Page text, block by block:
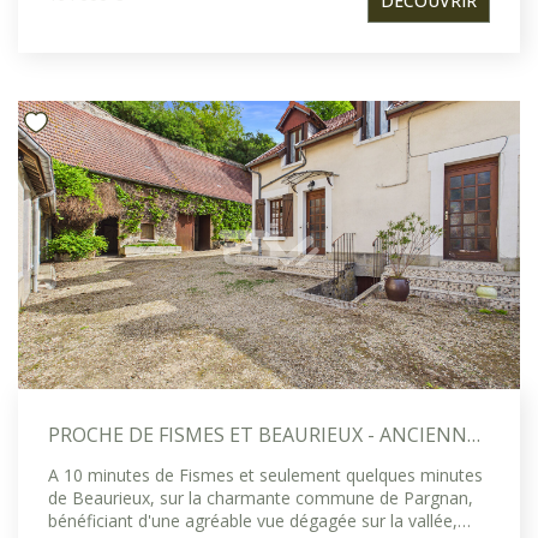
jardin exposé plein sud, idéal pour profiter pleinement
des beaux jours. Une cuisine indépendante, aménagée
d'eau au rez-de-chaussée. À l'étage, un premier espace
nuit se compose d'une vaste chambre avec dressing
attenant, offrant la possibilité d'être divisée en deux
chambres selon vos besoins. Vous y trouverez
également une salle de bains avec toilettes, ainsi que
deux autres chambres, dont une disposant de son
propre dressing. Le dernier niveau propose trois belles
chambres supplémentaires ainsi qu'un bureau, idéal pour
le télétravail ou un espace dédié aux loisirs. La maison
bénéficie de prestations techniques de qualité :
menuiseries PVC double vitrage avec volets roulants
motorisés (installées entre 1999 et 2020), ravalement de
façade réalisé en 2020 et toiture en tuiles mécaniques
en bon état, attestant d'un entretien régulier. Le
au rez-de-chaussée, complété par des convecteurs
spacieux permettent un stationnement aisé et sécurisé.
Un portail en aluminium motorisé, installé en 2020, vient
parfaire le confort d'accès à la propriété. Une maison
PROCHE DE FISMES ET BEAURIEUX - ANCIENNE FERMETTE EN PIERRE AVEC DÉPENDANCES ET ESPACES TROGLODYTIQUES ? VUE VALLÉE
A 10 minutes de Fismes et seulement quelques minutes
de Beaurieux, sur la charmante commune de Pargnan,
bénéficiant d'une agréable vue dégagée sur la vallée,